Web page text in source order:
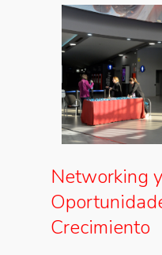
Networking
Crecimiento